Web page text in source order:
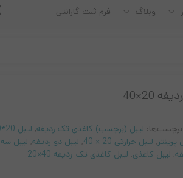
برند ریکو
اپسون
برند کانن
مودم سیمکارت خور
وبلاگ فرم ثبت گارانتی
20×40
برچسب‌ها: لیبل (برچسب) کاغذی تک ردیفه, لیبل 20*40
پرینتر, لیبل حرارتی 20 × 40 , لیبل دو ردیفه, لیبل سه
, لیبل کاغذی, لیبل کاغذی تک-ردیفه 40×20